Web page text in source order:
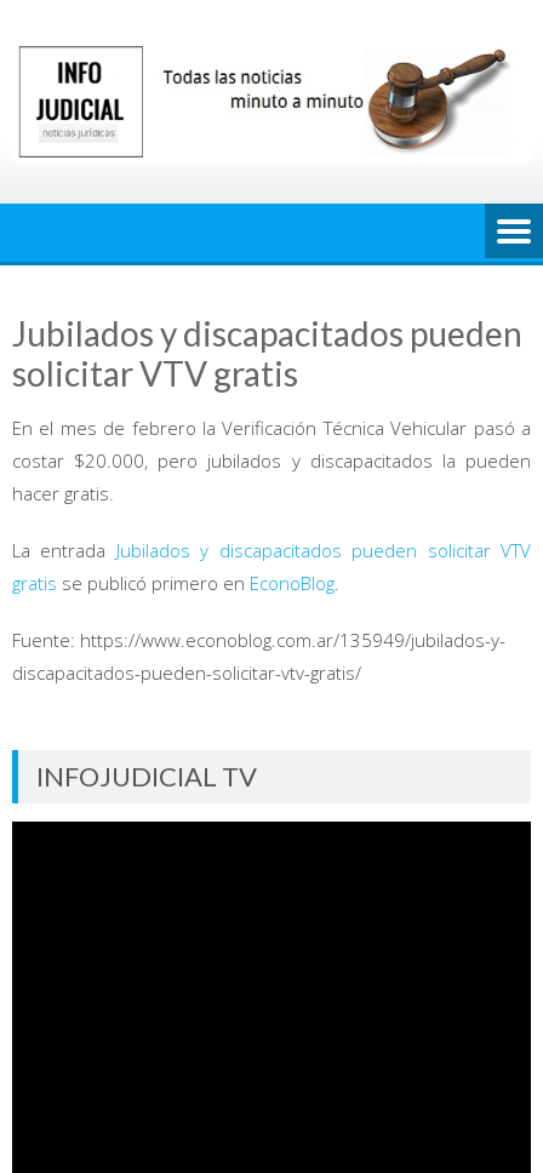
contenido
Jubilados y discapacitados pueden
solicitar VTV gratis
En el mes de febrero la Verificación Técnica Vehicular pasó a
costar $20.000, pero jubilados y discapacitados la pueden
hacer gratis.
La entrada Jubilados y discapacitados pueden solicitar VTV
gratis se publicó primero en EconoBlog
Fuente: https://www.econoblog.com.ar/135949/jubilados-y-
discapacitados-pueden-solicitar-vtv-gratis/
INFOJUDICIAL TV